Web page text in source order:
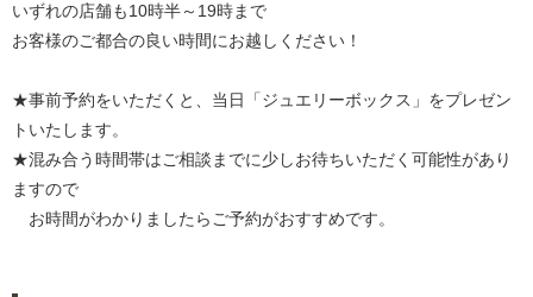
いずれの店舗も10時半～19時まで
お客様のご都合の良い時間にお越しください！
★事前予約をいただくと、当日「ジュエリーボックス」をプレゼン
トいたします。
★混み合う時間帯はご相談までに少しお待ちいただく可能性があり
ますので
お時間がわかりましたらご予約がおすすめです。